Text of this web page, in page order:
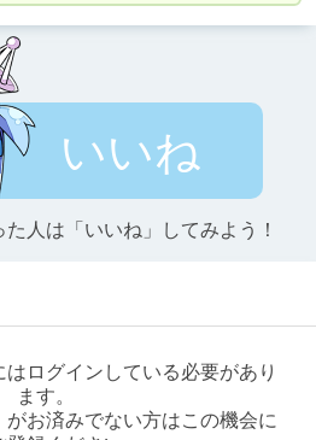
いいね
人は「いいね」してみよう！
ログインしている必要があり
ます。
お済みでない方はこの機会に